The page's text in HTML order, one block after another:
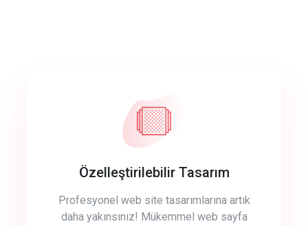
Özelleştirilebilir Tasarım
Profesyonel web site tasarımlarına artık
daha yakınsınız! Mükemmel web sayfa